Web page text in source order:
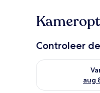
Controleer
aug
De